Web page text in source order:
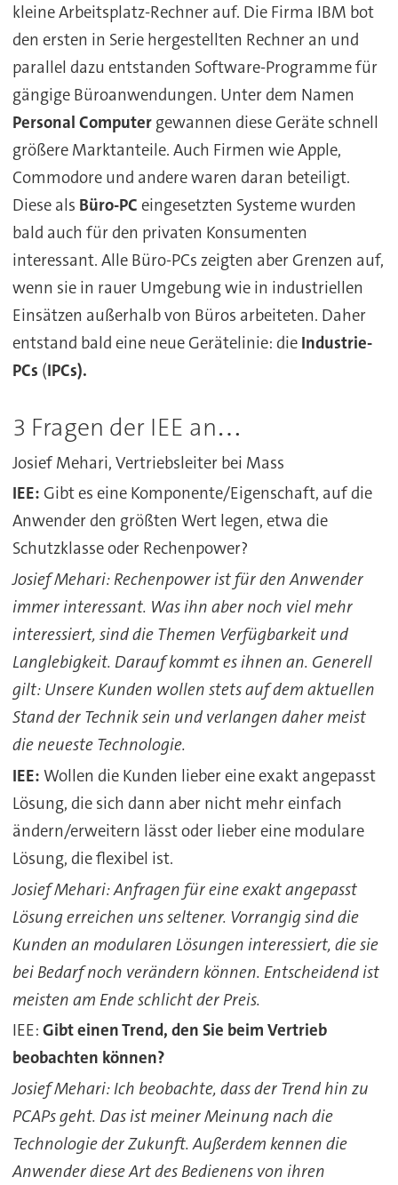
kleine Arbeitsplatz-Rechner auf. Die Firma IBM bot
den ersten in Serie hergestellten Rechner an und
parallel dazu entstanden Software-Programme für
gängige Büroanwendungen. Unter dem Namen
Personal Computergewannen diese Geräte schnell
größere Marktanteile. Auch Firmen wie Apple,
Commodore und andere waren daran beteiligt.
Diese als Büro-PC eingesetzten Systeme wurden
bald auch für den privaten Konsumenten
interessant. Alle Büro-PCs zeigten aber Grenzen auf,
wenn sie in rauer Umgebung wie in industriellen
Einsätzen außerhalb von Büros arbeiteten. Daher
entstand bald eine neue Gerätelinie: die Industrie-
PCs (IPCs).
3 Fragen der IEE an…
Josief Mehari, Vertriebsleiter bei Mass
IEE: Gibt es eine Komponente/Eigenschaft, auf die
Anwender den größten Wert legen, etwa die
Schutzklasse oder Rechenpower?
Josief Mehari: Rechenpower ist für den Anwender
immer interessant. Was ihn aber noch viel mehr
interessiert, sind die Themen Verfügbarkeit und
Langlebigkeit. Darauf kommt es ihnen an. Generell
gilt: Unsere Kunden wollen stets auf dem aktuellen
Stand der Technik sein und verlangen daher meist
die neueste Technologie.
IEE: Wollen die Kunden lieber eine exakt angepasst
Lösung, die sich dann aber nicht mehr einfach
ändern/erweitern lässt oder lieber eine modulare
Lösung, die flexibel ist.
Josief Mehari: Anfragen für eine exakt angepasst
Lösung erreichen uns seltener. Vorrangig sind die
Kunden an modularen Lösungen interessiert, die sie
bei Bedarf noch verändern können. Entscheidend ist
meisten am Ende schlicht der Preis.
IEE: Gibt einen Trend, den Sie beim Vertrieb
beobachten können?
Josief Mehari: Ich beobachte, dass der Trend hin zu
PCAPs geht. Das ist meiner Meinung nach die
Technologie der Zukunft. Außerdem kennen die
Anwender diese Art des Bedienens von ihren